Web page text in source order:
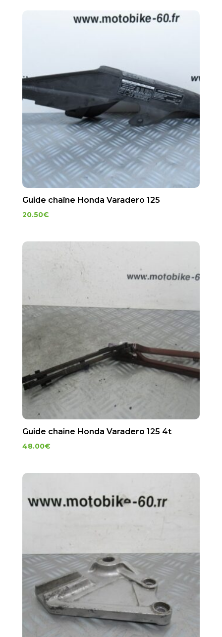
Guide chaîne Honda Varadero 125
20.50€
Guide chaine Honda Varadero 125 4t
48.00€